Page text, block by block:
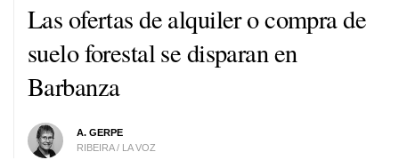
Las ofertas de alquiler o compra de
suelo forestal se disparan en
Barbanza
A. GERPE
RIBEIRA / LA VOZ